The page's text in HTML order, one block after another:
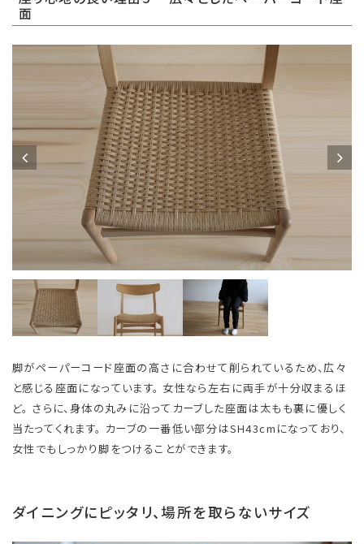
面
脚がペーパーコード座面の高さに合わせて削られているため、広々
と感じる座面になっています。 女性なら左右に両手が十分収まるほ
ど。 さらに、身体の丸みに沿ってカーブした座面は太もも裏に優しく
当たってくれます。 カーブの一番低い部分はSH43cmになっており、
女性でもしっかり脚をつけることができます。
ダイニングにピッタリ、場所を取らないサイズ